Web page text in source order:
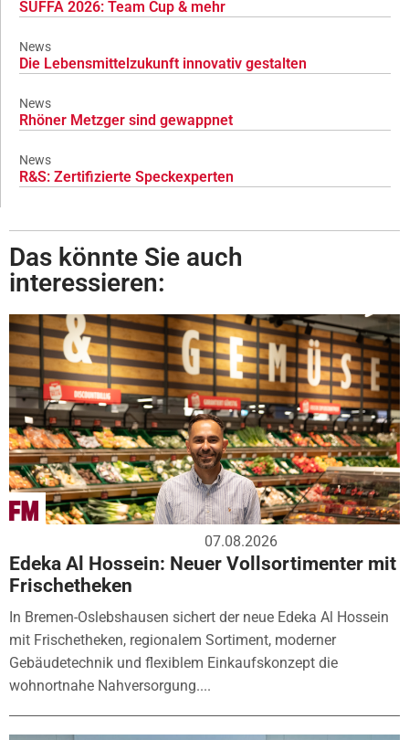
SÜFFA 2026: Team Cup & mehr
News
Die Lebensmittelzukunft innovativ gestalten
News
Rhöner Metzger sind gewappnet
News
R&S: Zertifizierte Speckexperten
Das könnte Sie auch
interessieren:
07.08.2026
Edeka Al Hossein: Neuer Vollsortimenter mit
Frischetheken
In Bremen-Oslebshausen sichert der neue Edeka Al Hossein
mit Frischetheken, regionalem Sortiment, moderner
Gebäudetechnik und flexiblem Einkaufskonzept die
wohnortnahe Nahversorgung....